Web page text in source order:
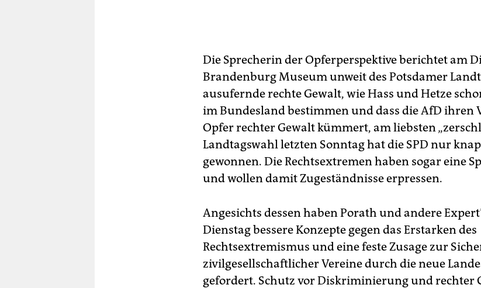
Die Sprecherin der Opferperspektive berichtet am
Brandenburg Museum unweit des Potsdamer
ausufernde rechte Gewalt, wie Hass und Hetze
im Bundesland bestimmen und dass die AfD ihren
Opfer rechter Gewalt kümmert, am liebsten
Landtagswahl letzten Sonntag hat die SPD nur
gewonnen. Die Rechtsextremen haben sogar eine
und wollen damit Zugeständnisse erpressen.
Angesichts dessen haben Porath und andere
Dienstag bessere Konzepte gegen das Erstarken des
Rechtsextremismus und eine feste Zusage zur
zivilgesellschaftlicher Vereine durch die neue
gefordert. Schutz vor Diskriminierung und rechter